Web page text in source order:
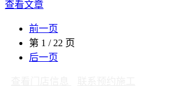
查看文章
前一页
第 1 / 22 页
后一页